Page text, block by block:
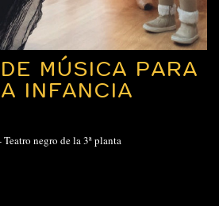
MÚSICA PARA
INFANCIA
Teatro negro de la 3ª planta